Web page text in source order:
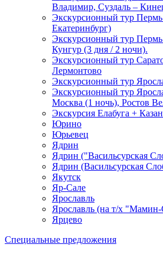
Владимир, Суздаль –
Экскурсионный тур
Екатеринбург)
Экскурсионный тур Пермь
Кунгур (3 дня / 2 ночи).
Экскурсионный тур
Лермонтово
Экскурсионный тур
Экскурсионный тур
Москва (1 ночь), Ростов
Экскурсия Елабуга +
Юрино
Юрьевец
Ядрин
Ядрин ("Васильсурская
Ядрин (Васильсурская
Якутск
Яр-Сале
Ярославль
Ярославль (на т/х
Ярцево
Специальные предложения